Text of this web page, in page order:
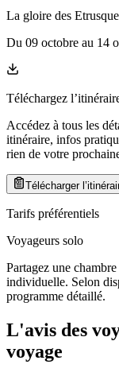
La gloire des
Du 09 octobre au 14
Téléchargez
Accédez à tous les
itinéraire, infos
rien de votre
Télécharger
Tarifs préférentiels
Voyageurs solo
Partagez une
individuelle. Selon
programme détaillé.
L'avis des
voyage